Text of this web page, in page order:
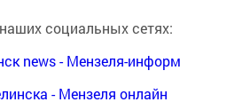
социальных сетях:
news - Мензеля-информ
- Мензеля онлайн